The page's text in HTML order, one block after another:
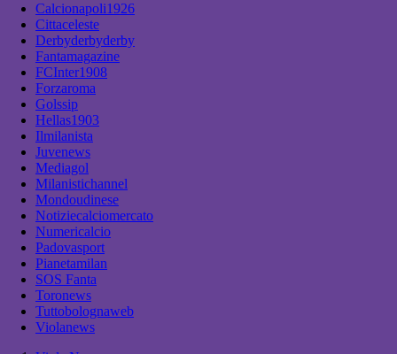
Calcionapoli1926
Cittaceleste
Derbyderbyderby
Fantamagazine
FCInter1908
Forzaroma
Golssip
Hellas1903
Ilmilanista
Juvenews
Mediagol
Milanistichannel
Mondoudinese
Notiziecalciomercato
Numericalcio
Padovasport
Pianetamilan
SOS Fanta
Toronews
Tuttobolognaweb
Violanews